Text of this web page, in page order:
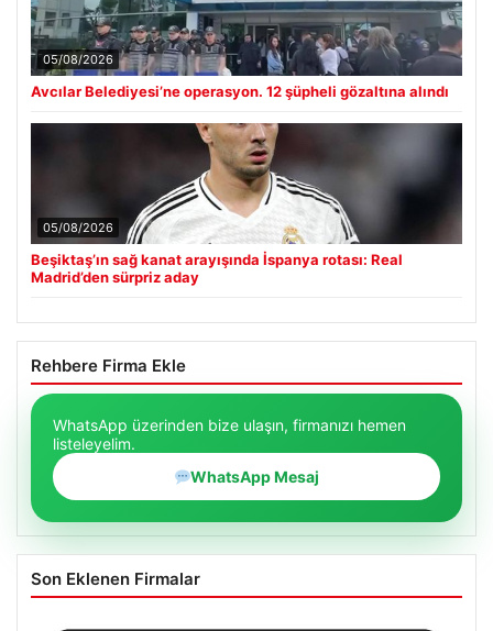
05/08/2026
Avcılar Belediyesi’ne operasyon. 12 şüpheli gözaltına alındı
05/08/2026
Beşiktaş’ın sağ kanat arayışında İspanya rotası: Real
Madrid’den sürpriz aday
Rehbere Firma Ekle
WhatsApp üzerinden bize ulaşın, firmanızı hemen
listeleyelim.
WhatsApp Mesaj
Son Eklenen Firmalar